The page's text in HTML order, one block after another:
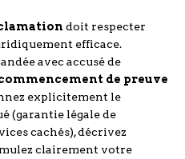
doit respecter
efficace.
avec accusé de
de preuve
explicitement le
(garantie légale de
cachés), décrivez
clairement votre